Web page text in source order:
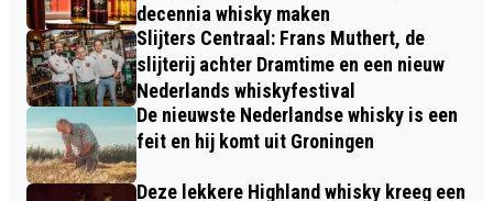
decennia whisky maken
Slijters Centraal: Frans Muthert, de
slijterij achter Dramtime en een nieuw
Nederlands whiskyfestival
De nieuwste Nederlandse whisky is een
feit en hij komt uit Groningen
Deze lekkere Highland whisky kreeg een